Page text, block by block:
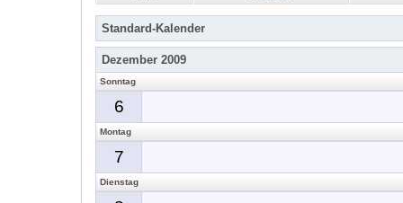
Standard-Kalender
Dezember 2009
Sonntag
6
Montag
7
Dienstag